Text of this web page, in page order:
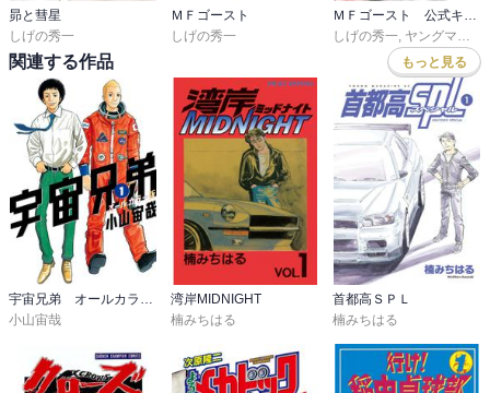
昴と彗星
しげの秀一
ＭＦゴースト
しげの秀一
しげの秀一 ヤングマガジン編集部
関連する作品 もっと見る
宇宙兄弟 オールカラー版
小山宙哉
湾岸MIDNIGHT
楠みちはる
首都高ＳＰＬ
楠みちはる